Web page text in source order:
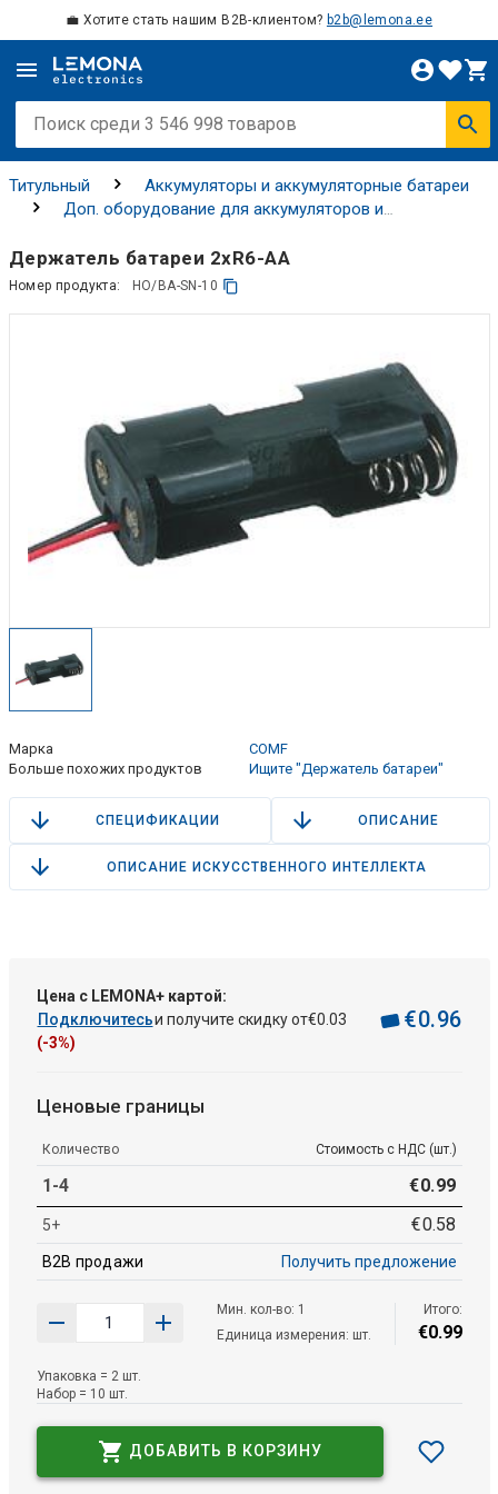
💼 Хотите стать нашим B2B-клиентом? b2b@lemona.ee
Титульный
Аккумуляторы и аккумуляторные батареи
Доп. оборудование для аккумуляторов и
аккумуляторов
Держатель батареи 2xR6-AA
Номер продукта: HO/BA-SN-10
Марка
COMF
Больше похожих продуктов
Ищите "Держатель батареи"
СПЕЦИФИКАЦИИ ОПИСАНИЕ
ОПИСАНИЕ ИСКУССТВЕННОГО ИНТЕЛЛЕКТА
Цена с LEMONA+ картой:
Подключитесьи получите скидку от€0 03
(-3%)
€0.96
Ценовые границы
Количество Стоимость с НДС (шт.)
1-4 €0.99
5+ €0.58
B2B продажи Получить предложение
Мин. кол-во: 1
Единица измерения: шт.
Итого:
€0.99
Упаковка = 2 шт.
Набор = 10 шт.
ДОБАВИТЬ В КОРЗИНУ